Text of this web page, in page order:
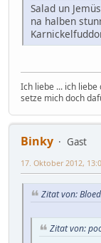
Salad un
na halben
Ich liebe ... ich
setze mich doch
Binky
Gast
17. Oktober 2012,
Zitat von:
Zitat von: